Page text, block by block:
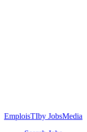
EmploisTIby JobsMedia